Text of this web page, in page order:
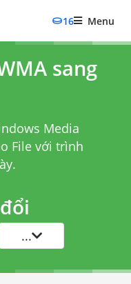
16 Menu
sang
Media
File với trình
...